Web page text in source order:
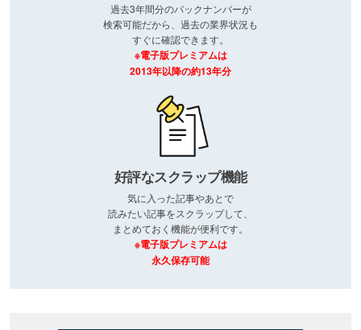
過去3年間分のバックナンバーが
検索可能だから、過去の業界状況も
すぐに確認できます。
※電子版プレミアムは
2013年以降の約13年分
好評なスクラップ機能
気に入った記事やあとで
読みたい記事をスクラップして、
まとめておく機能が便利です。
※電子版プレミアムは
永久保存可能